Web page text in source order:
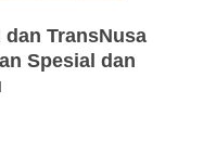
TransNusa
Spesial dan